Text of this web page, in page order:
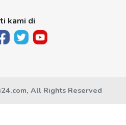
kami di
All Rights Reserved